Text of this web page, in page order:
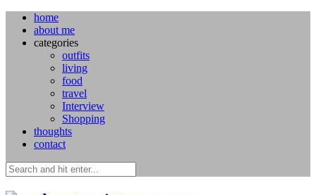
home
about me
categories
outfits
living
food
travel
Interview
Shopping
thoughts
contact